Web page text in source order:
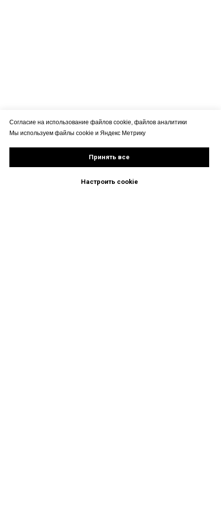
Согласие на использование файлов cookie, файлов аналитики
Мы используем файлы cookie и Яндекс Метрику
Принять все
Настроить cookie